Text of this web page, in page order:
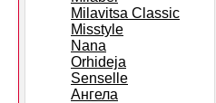
Milavitsa Classic
Misstyle
Nana
Orhideja
Senselle
Ангела